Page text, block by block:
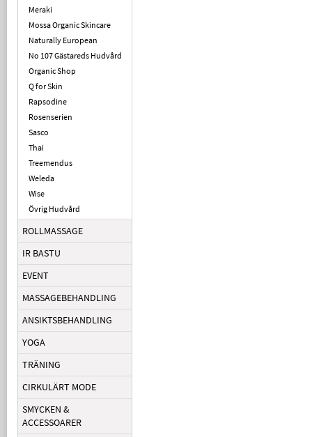
Meraki
Mossa Organic Skincare
Naturally European
No 107 Gästareds Hudvård
Organic Shop
Q for Skin
Rapsodine
Rosenserien
Sasco
Thai
Treemendus
Weleda
Wise
Övrig Hudvård
ROLLMASSAGE
IR BASTU
EVENT
MASSAGEBEHANDLING
ANSIKTSBEHANDLING
YOGA
TRÄNING
CIRKULÄRT MODE
SMYCKEN &
ACCESSOARER